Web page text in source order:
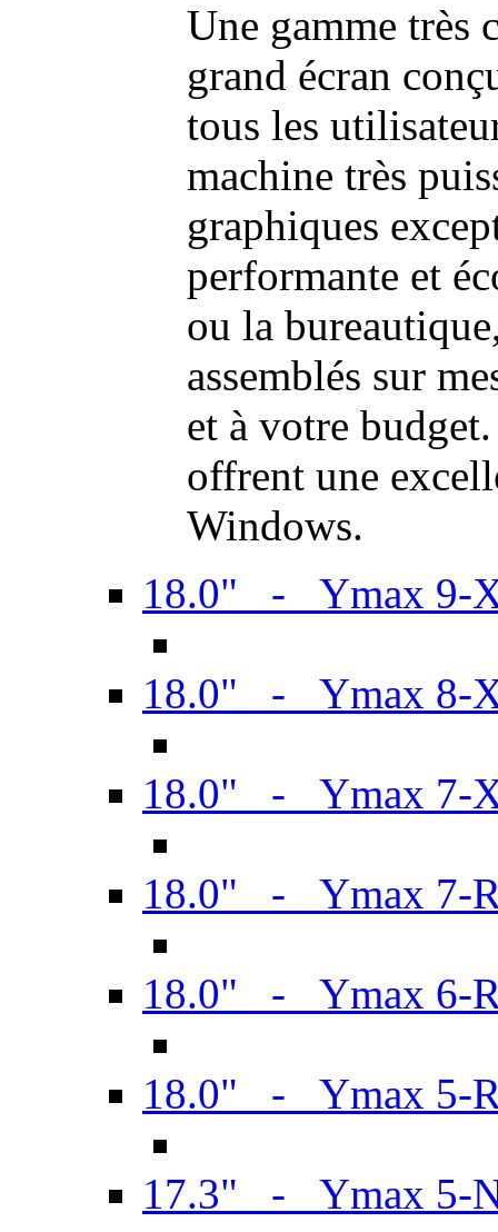
Une gamme très
grand écran
tous les
machine très
graphiques
performante et
ou la
assemblés sur
et à votre
offrent une
Windows.
18.0" - Ymax 9-
18.0" - Ymax 8-
18.0" - Ymax 7-
18.0" - Ymax 7-
18.0" - Ymax 6-
18.0" - Ymax 5-
17.3" - Ymax 5-